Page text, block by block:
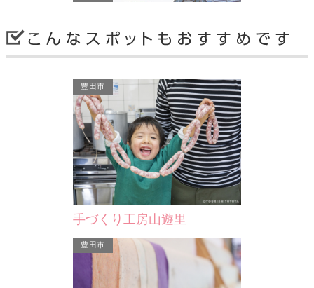
刈谷市産業振興センター
名古屋駅からＪＲで約２０分と交通ア
クセスに恵まれた環境にあり、コンベ
ンションセンターとして…
刈谷市
豊田市
手づくり工房山遊里
豊田市